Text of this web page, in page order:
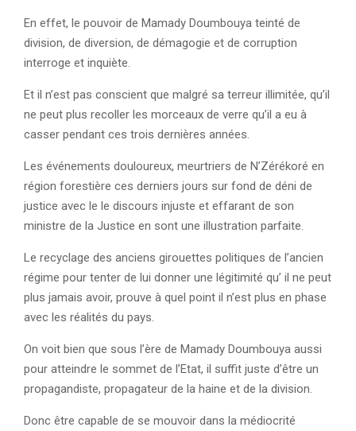
En effet, le pouvoir de Mamady Doumbouya teinté de
division, de diversion, de démagogie et de corruption
interroge et inquiète.
Et il n’est pas conscient que malgré sa terreur illimitée, qu’il
ne peut plus recoller les morceaux de verre qu’il a eu à
casser pendant ces trois dernières années.
Les événements douloureux, meurtriers de N’Zérékoré en
région forestière ces derniers jours sur fond de déni de
justice avec le le discours injuste et effarant de son
ministre de la Justice en sont une illustration parfaite.
Le recyclage des anciens girouettes politiques de l’ancien
régime pour tenter de lui donner une légitimité qu’ il ne peut
plus jamais avoir, prouve à quel point il n’est plus en phase
avec les réalités du pays.
On voit bien que sous l’ère de Mamady Doumbouya aussi
pour atteindre le sommet de l’Etat, il suffit juste d’être un
propagandiste, propagateur de la haine et de la division.
Donc être capable de se mouvoir dans la médiocrité